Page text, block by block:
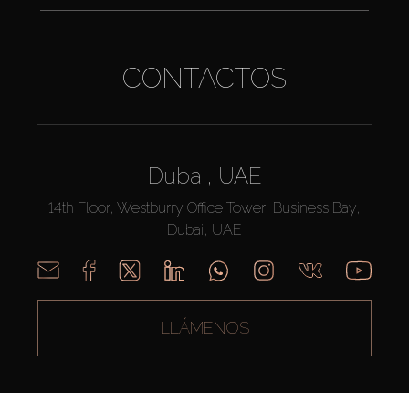
CONTACTOS
Dubai, UAE
14th Floor, Westburry Office Tower, Business Bay,
Dubai, UAE
LLÁMENOS